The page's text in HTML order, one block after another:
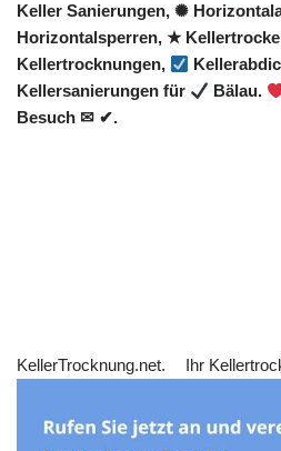
Keller Sanierungen, ✺
Horizontalsperren, ★
Kellertrocknungen,
Kellersanierungen für
Bälau.
Besuch ✉ ✔.
KellerTrocknung.net. Ihr